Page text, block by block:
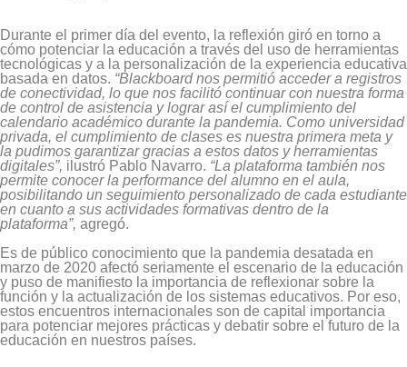
Durante el primer día del evento, la reflexión giró en torno a
cómo potenciar la educación a través del uso de herramientas
tecnológicas y a la personalización de la experiencia educativa
basada en datos. “Blackboard nos permitió acceder a registros
de conectividad, lo que nos facilitó continuar con nuestra forma
de control de asistencia y lograr así el cumplimiento del
calendario académico durante la pandemia. Como universidad
privada, el cumplimiento de clases es nuestra primera meta y
la pudimos garantizar gracias a estos datos y herramientas
digitales”, ilustró Pablo Navarro. “La plataforma también nos
permite conocer la performance del alumno en el aula,
posibilitando un seguimiento personalizado de cada estudiante
en cuanto a sus actividades formativas dentro de la
plataforma”, agregó.
Es de público conocimiento que la pandemia desatada en
marzo de 2020 afectó seriamente el escenario de la educación
y puso de manifiesto la importancia de reflexionar sobre la
función y la actualización de los sistemas educativos. Por eso,
estos encuentros internacionales son de capital importancia
para potenciar mejores prácticas y debatir sobre el futuro de la
educación en nuestros países.